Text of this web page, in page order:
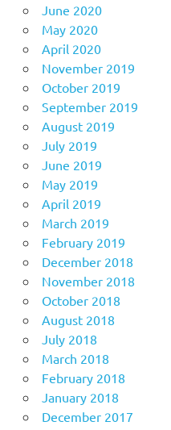
June 2020
May 2020
April 2020
November 2019
October 2019
September 2019
August 2019
July 2019
June 2019
May 2019
April 2019
March 2019
February 2019
December 2018
November 2018
October 2018
August 2018
July 2018
March 2018
February 2018
January 2018
December 2017